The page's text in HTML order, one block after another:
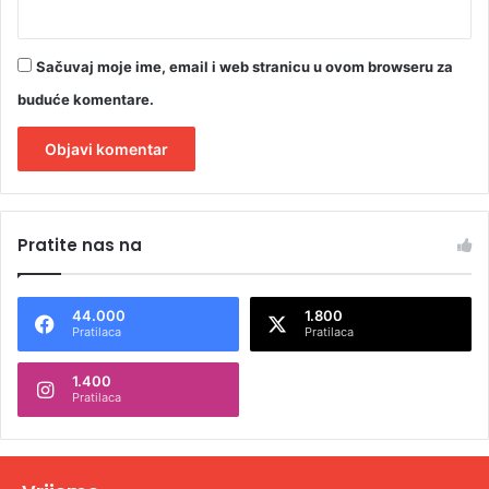
Sačuvaj moje ime, email i web stranicu u ovom browseru za
buduće komentare.
t
n
t
v
Pratite nas na
44.000
Pratilaca
1.800
Pratilaca
1.400
Pratilaca